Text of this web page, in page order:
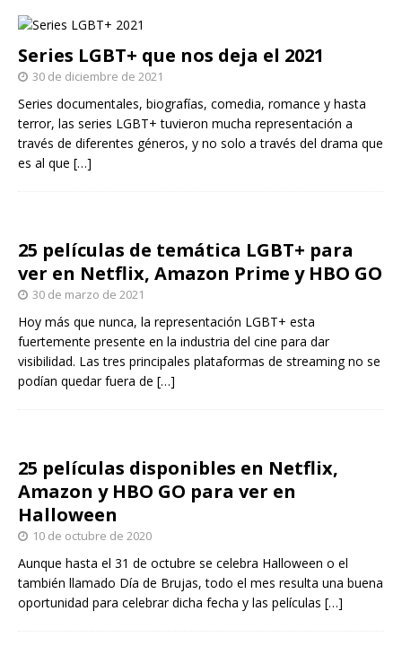
Series LGBT+ que nos deja el 2021
30 de diciembre de 2021
Series documentales, biografías, comedia, romance y hasta
terror, las series LGBT+ tuvieron mucha representación a
través de diferentes géneros, y no solo a través del drama que
es al que […]
25 películas de temática LGBT+ para
ver en Netflix, Amazon Prime y HBO GO
30 de marzo de 2021
Hoy más que nunca, la representación LGBT+ esta
fuertemente presente en la industria del cine para dar
visibilidad. Las tres principales plataformas de streaming no se
podían quedar fuera de […]
25 películas disponibles en Netflix,
Amazon y HBO GO para ver en
Halloween
10 de octubre de 2020
Aunque hasta el 31 de octubre se celebra Halloween o el
también llamado Día de Brujas, todo el mes resulta una buena
oportunidad para celebrar dicha fecha y las películas […]